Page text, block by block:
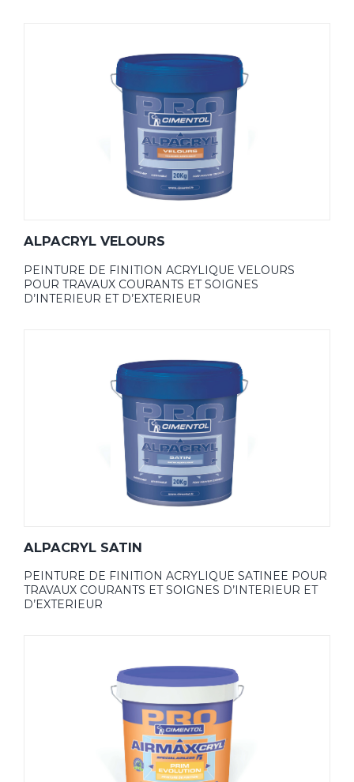
ALPACRYL VELOURS
PEINTURE DE FINITION ACRYLIQUE VELOURS
POUR TRAVAUX COURANTS ET SOIGNES
D’INTERIEUR ET D’EXTERIEUR
ALPACRYL SATIN
PEINTURE DE FINITION ACRYLIQUE SATINEE POUR
TRAVAUX COURANTS ET SOIGNES D’INTERIEUR ET
D’EXTERIEUR